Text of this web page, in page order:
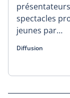
spectacles
jeunes par…
Diffusion